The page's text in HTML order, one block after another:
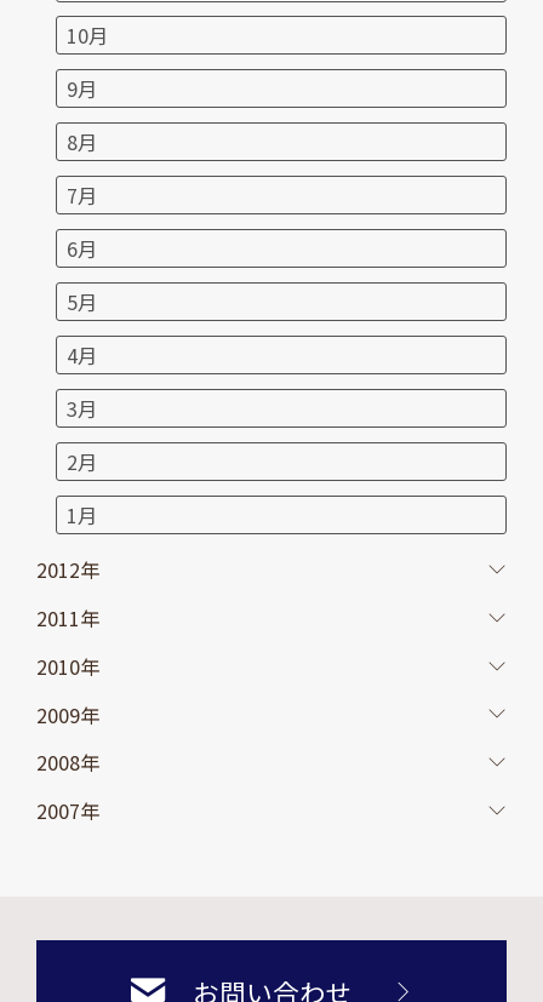
10月
9月
8月
7月
6月
5月
4月
3月
2月
1月
2012年
2011年
2010年
2009年
2008年
2007年
お問い合わせ